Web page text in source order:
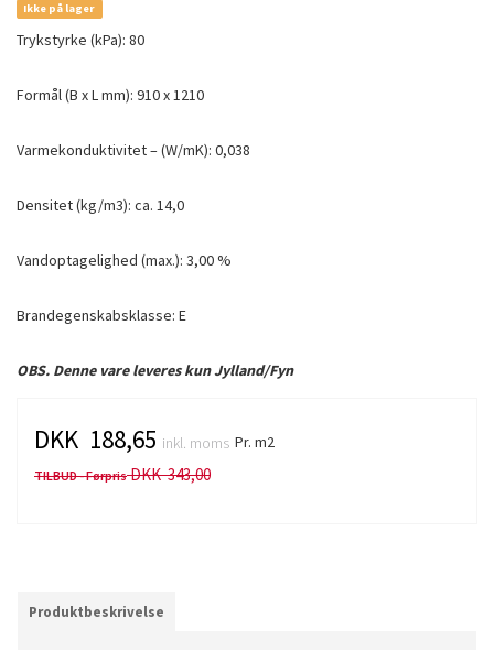
Ikke på lager
Trykstyrke (kPa): 80
Formål (B x L mm): 910 x 1210
Varmekonduktivitet – (W/mK): 0,038
Densitet (kg/m3): ca. 14,0
Vandoptagelighed (max.): 3,00 %
Brandegenskabsklasse: E
OBS. Denne vare leveres kun Jylland/Fyn
DKK 188,65 inkl. moms
TILBUD - Førpris DKK 343,00
Pr. m2
Produktbeskrivelse